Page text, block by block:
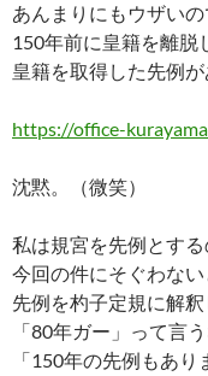
あんまりにもウザい
150年前に皇籍を離脱
皇籍を取得した先例が
https://office-
沈黙。（微笑）
私は規宮を先例とする
今回の件にそぐわない
先例を杓子定規に解釈
「80年ガー」って言う
「150年の先例もあり